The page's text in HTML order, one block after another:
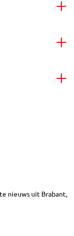
nieuws uit Brabant,